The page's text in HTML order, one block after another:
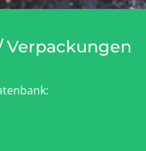
Verpackungen